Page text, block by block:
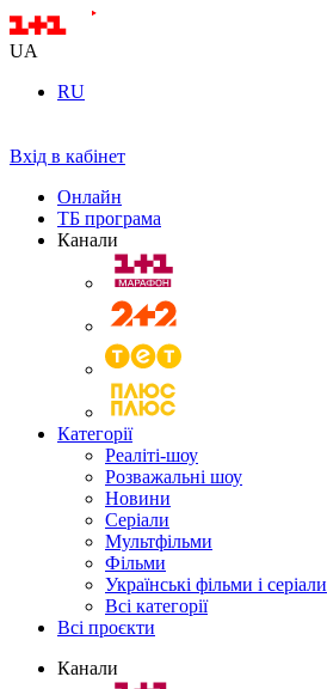
UA
RU
Вхід в кабінет
Онлайн
ТБ програма
Канали
Категорії
Реаліті-шоу
Розважальні шоу
Новини
Серіали
Мультфільми
Фільми
Українські фільми і серіали
Всі категорії
Всі проєкти
Канали